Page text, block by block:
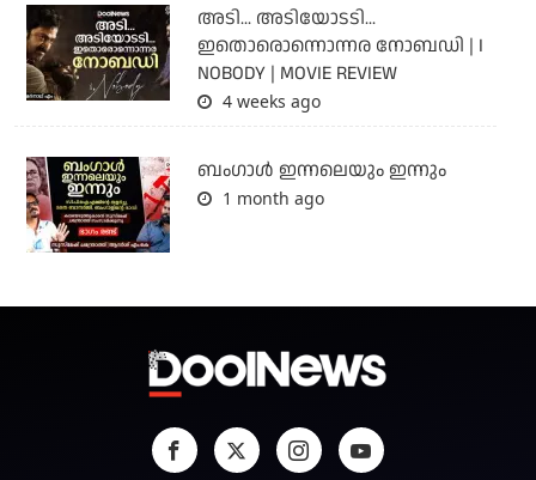
അടി... അടിയോടടി...
ഇതൊരൊന്നൊന്നര നോബഡി | I
NOBODY | MOVIE REVIEW
4 weeks ago
ബംഗാള്‍ ഇന്നലെയും ഇന്നും
1 month ago